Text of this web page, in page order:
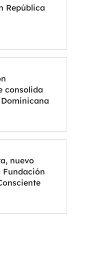
República
consolida
nuevo
Inicio
Voxel
ES